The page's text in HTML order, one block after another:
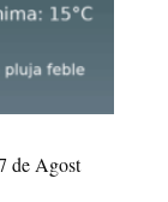
de Agost